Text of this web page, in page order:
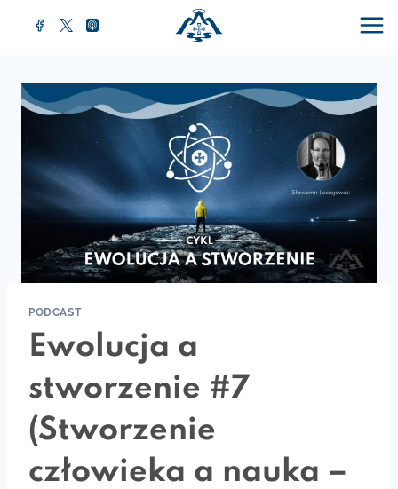
PODCAST
Ewolucja a
stworzenie #7
(Stworzenie
człowieka a nauka –